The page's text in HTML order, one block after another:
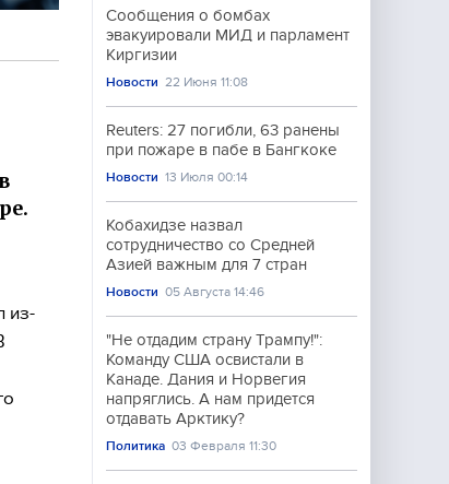
из-
Сообщения о бомбах
эвакуировали МИД и парламент
Киргизии
Новости 22 Июня 11:08
Reuters: 27 погибли, 63 ранены
при пожаре в пабе в Бангкоке
Новости 13 Июля 00:14
Кобахидзе назвал
сотрудничество со Средней
Азией важным для 7 стран
Новости 05 Августа 14:46
"Не отдадим страну Трампу!":
Команду США освистали в
Канаде. Дания и Норвегия
напряглись. А нам придется
отдавать Арктику?
Политика 03 Февраля 11:30